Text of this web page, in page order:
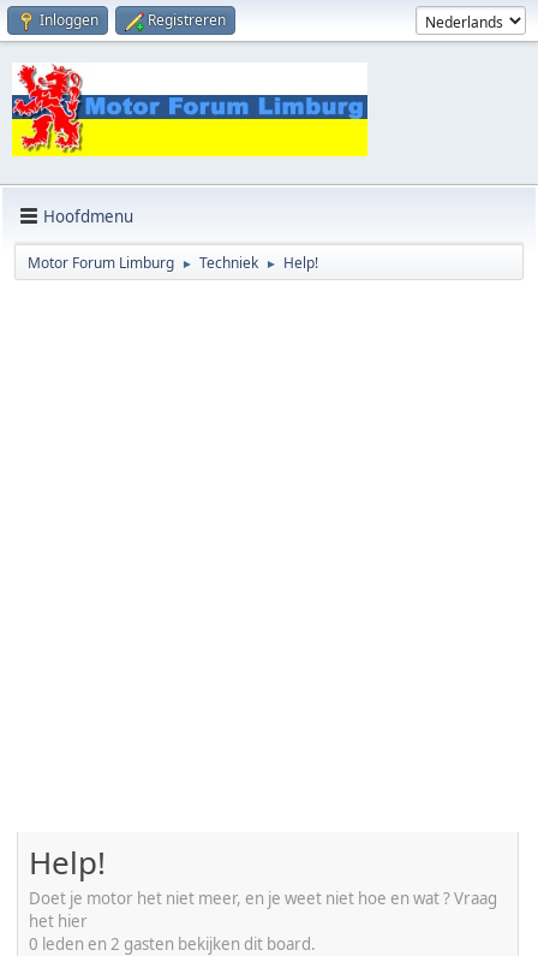
Inloggen Registreren
Hoofdmenu
Motor Forum Limburg ► Techniek ► Help!
Help!
Doet je motor het niet meer, en je weet niet hoe en wat ? Vraag
het hier
0 leden en 2 gasten bekijken dit board.